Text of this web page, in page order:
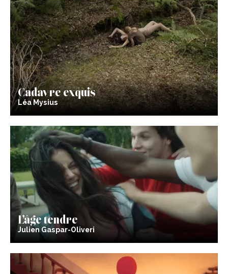
Cadavre exquis
Léa Mysius
L’âge tendre
Julien Gaspar-Oliveri